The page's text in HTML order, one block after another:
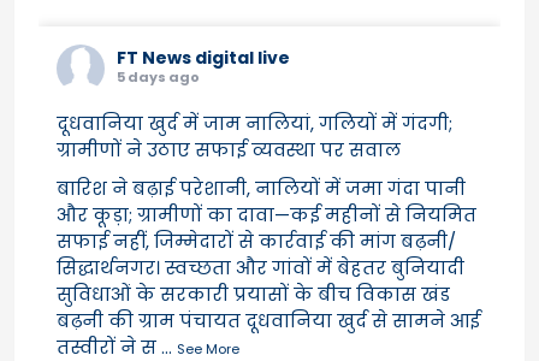
FT News digital live
5 days ago
दूधवानिया खुर्द में जाम नालियां, गलियों में गंदगी;
ग्रामीणों ने उठाए सफाई व्यवस्था पर सवाल
बारिश ने बढ़ाई परेशानी, नालियों में जमा गंदा पानी
और कूड़ा; ग्रामीणों का दावा—कई महीनों से नियमित
सफाई नहीं, जिम्मेदारों से कार्रवाई की मांग बढ़नी/
सिद्धार्थनगर। स्वच्छता और गांवों में बेहतर बुनियादी
सुविधाओं के सरकारी प्रयासों के बीच विकास खंड
बढ़नी की ग्राम पंचायत दूधवानिया खुर्द से सामने आई
तस्वीरों ने स... See More